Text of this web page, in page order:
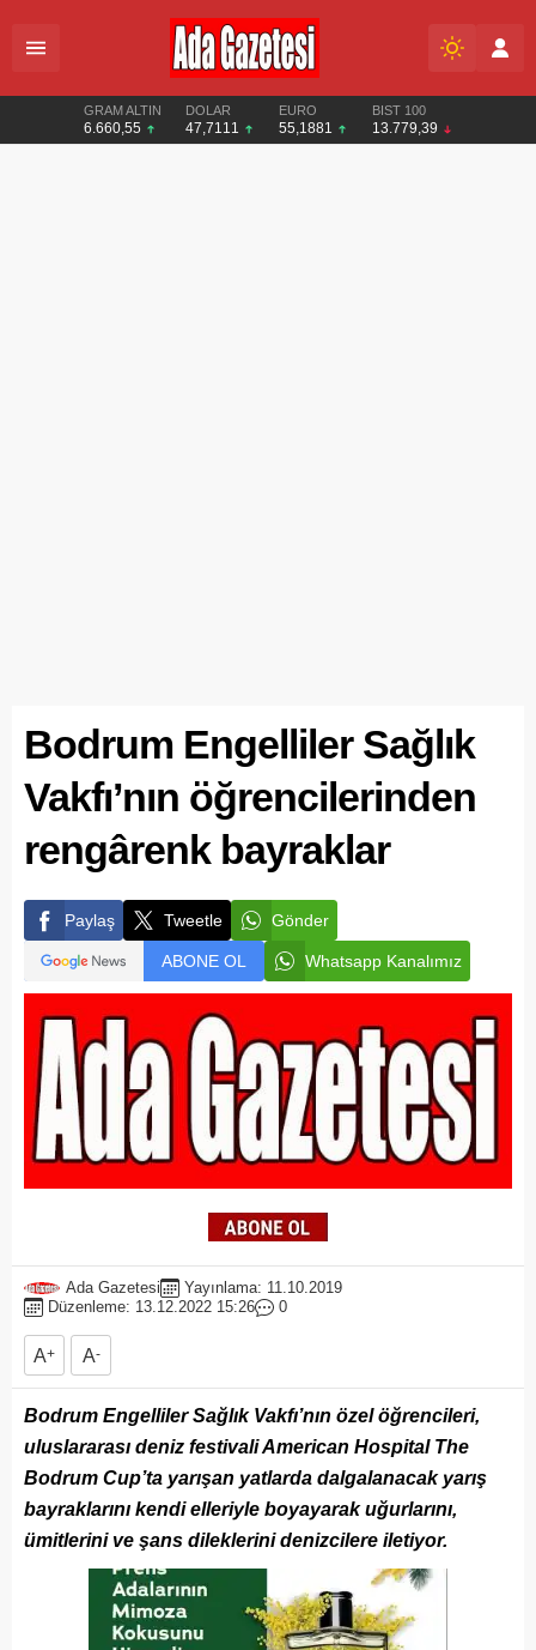
GRAM ALTIN
6.660,55
DOLAR
47,7111
EURO
55,1881
BIST 100
13.779,39
Bodrum Engelliler Sağlık
Vakfı’nın öğrencilerinden
rengârenk bayraklar
Paylaş Tweetle Gönder
ABONE OL Whatsapp Kanalımız
Ada Gazetesi
Yayınlama: 11.10.2019
Düzenleme: 13.12.2022 15:26
0
A+ A-
Bodrum Engelliler Sağlık Vakfı’nın özel öğrencileri,
uluslararası deniz festivali American Hospital The
Bodrum Cup’ta yarışan yatlarda dalgalanacak yarış
bayraklarını kendi elleriyle boyayarak uğurlarını,
ümitlerini ve şans dileklerini denizcilere iletiyor.